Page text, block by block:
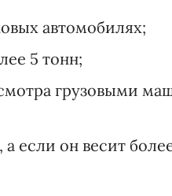
автомобилях;
5 тонн;
грузовыми
если он весит